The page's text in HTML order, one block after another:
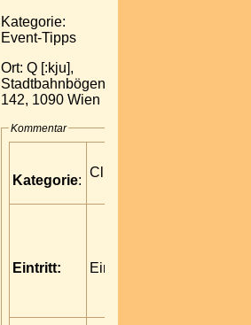
Kategorie:
Event-Tipps
Ort: Q [:kju],
Stadtbahnbögen
142, 1090 Wien
Kommentar
Kategorie:
Clubparty
Eintritt: Eintritt frei!